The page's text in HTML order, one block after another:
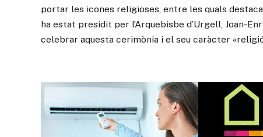
portar les icones religioses, entre les quals
ha estat presidit per l’Arquebisbe d’Urgell, Joan-
celebrar aquesta cerimònia i el seu caràcter